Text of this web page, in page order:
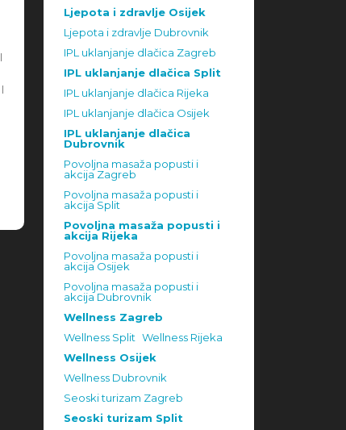
|
|
Ljepota i zdravlje Osijek
Ljepota i zdravlje Dubrovnik
IPL uklanjanje dlačica Zagreb
IPL uklanjanje dlačica Split
IPL uklanjanje dlačica Rijeka
IPL uklanjanje dlačica Osijek
IPL uklanjanje dlačica
Dubrovnik
Povoljna masaža popusti i
akcija Zagreb
Povoljna masaža popusti i
akcija Split
Povoljna masaža popusti i
akcija Rijeka
Povoljna masaža popusti i
akcija Osijek
Povoljna masaža popusti i
akcija Dubrovnik
Wellness Zagreb
Wellness Split Wellness Rijeka
Wellness Osijek
Wellness Dubrovnik
Seoski turizam Zagreb
Seoski turizam Split